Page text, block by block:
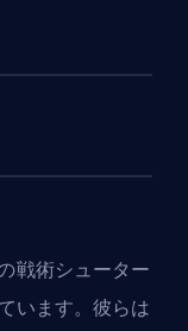
戦術シューター
います。彼らは